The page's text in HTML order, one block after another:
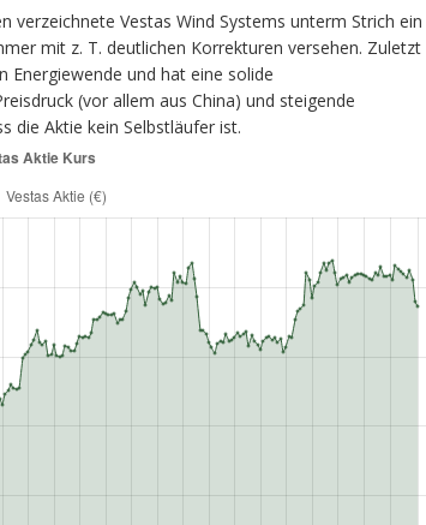
verzeichnete Vestas Wind Systems unterm Strich ein
mit z. T. deutlichen Korrekturen versehen. Zuletzt
Energiewende und hat eine solide
(vor allem aus China) und steigende
die Aktie kein Selbstläufer ist.